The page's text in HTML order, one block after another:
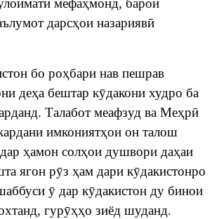
ӣ мефаҳмонд, барои
дарсҳои назариявӣ
бо роҳбари нав пешрав
деҳа бештар кӯдакони худро ба
Талабот меафзуд ва Меҳрӣ
имкониятҳои он талош
ҳамон солҳои душвори даҳаи
ягон рӯз ҳам дари кӯдакистонро
ӯ дар кӯдакистон ду бинои
гурӯҳҳо зиёд шуданд.